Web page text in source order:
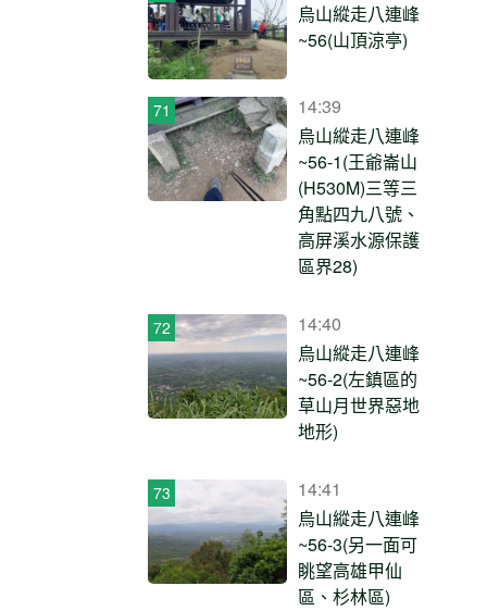
烏山縱走八連峰
~56(山頂涼亭)
14:39
烏山縱走八連峰
~56-1(王爺崙山
(H530M)三等三
角點四九八號、
高屏溪水源保護
區界28)
14:40
烏山縱走八連峰
~56-2(左鎮區的
草山月世界惡地
地形)
14:41
烏山縱走八連峰
~56-3(另一面可
眺望高雄甲仙
區、杉林區)